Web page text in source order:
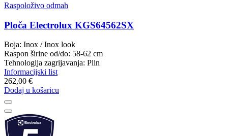
Raspoloživo odmah
Ploča Electrolux KGS64562SX
Boja: Inox / Inox look
Raspon širine od/do: 58-62 cm
Tehnologija zagrijavanja: Plin
Informacijski list
262,00 €
Dodaj u košaricu